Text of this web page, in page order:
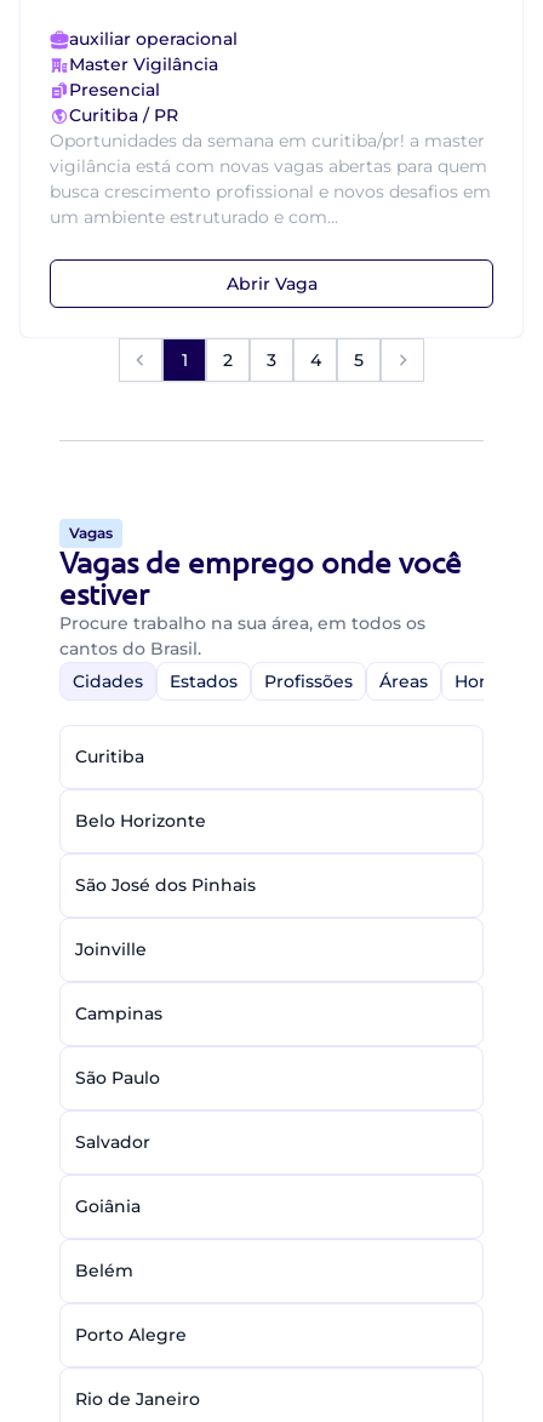
auxiliar operacional
Master Vigilância
Presencial
Curitiba / PR
Oportunidades da semana em curitiba/pr! a master
vigilância está com novas vagas abertas para quem
busca crescimento profissional e novos desafios em
um ambiente estruturado e com...
Abrir Vaga
1 2 3 4 5
Vagas
Vagas de emprego onde você
estiver
Procure trabalho na sua área, em todos os
cantos do Brasil.
Cidades
Estados Profissões Áreas Home-
Curitiba
Belo Horizonte
São José dos Pinhais
Joinville
Campinas
São Paulo
Salvador
Goiânia
Belém
Porto Alegre
Rio de Janeiro